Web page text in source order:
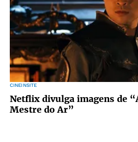
CINEINSITE
Netflix divulga imagens de
Mestre do Ar”